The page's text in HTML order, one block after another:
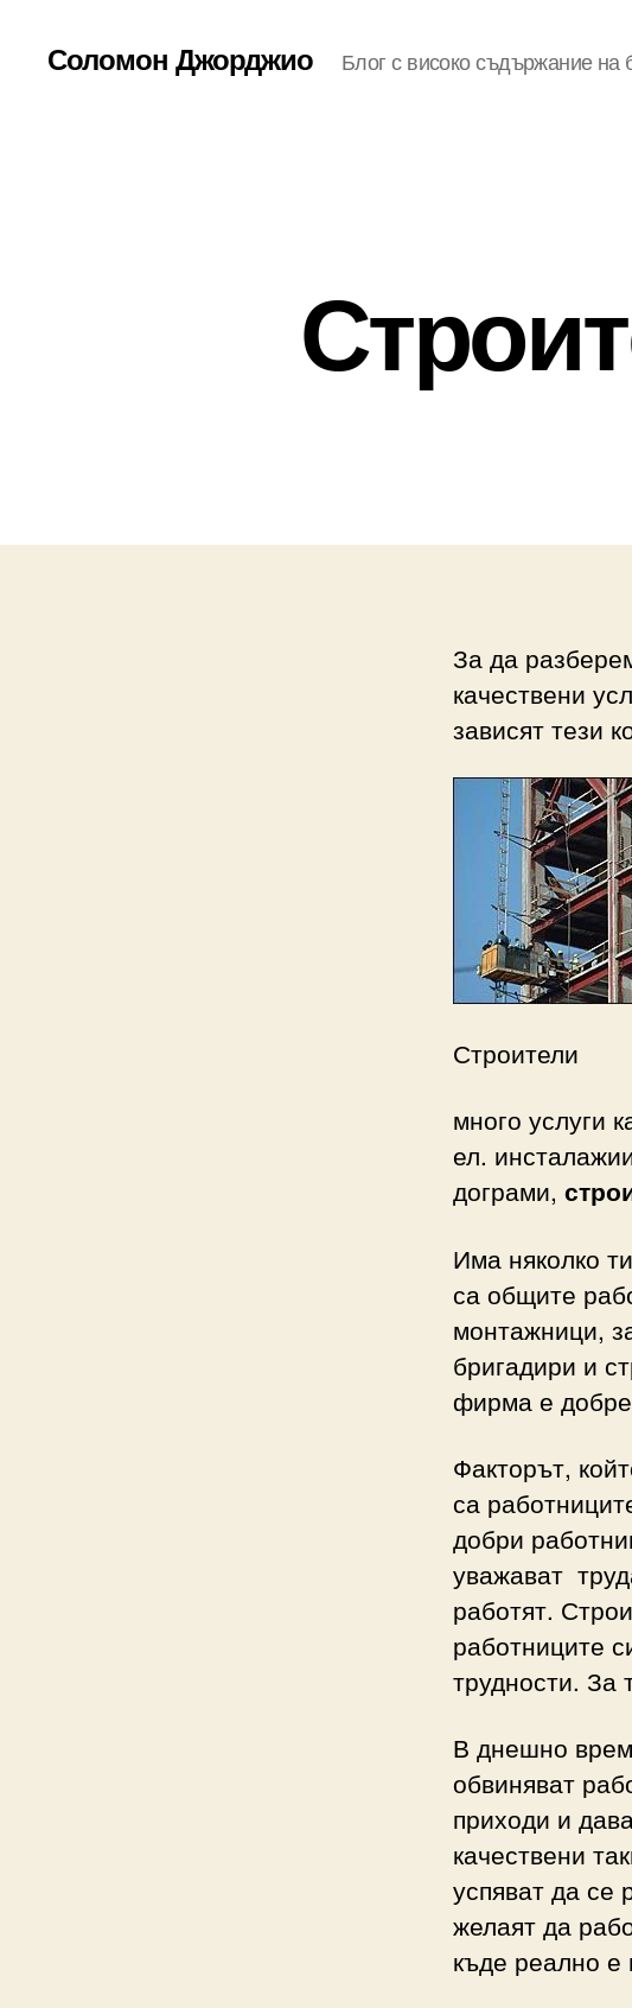
Соломон Джорджио Блог с високо съдържание на
За да
качествени
зависят тези
Строители
много услуги
ел.
дограми,
Има няколко
са общите
монтажници,
бригадири и
фирма е добре
Факторът,
са
добри
уважават
работят.
работниците
трудности. За
В днешно
обвиняват
приходи и
качествени
успяват да се
желаят да
къде реално е